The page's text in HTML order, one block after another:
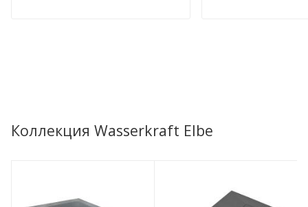
Коллекция Wasserkraft Elbe